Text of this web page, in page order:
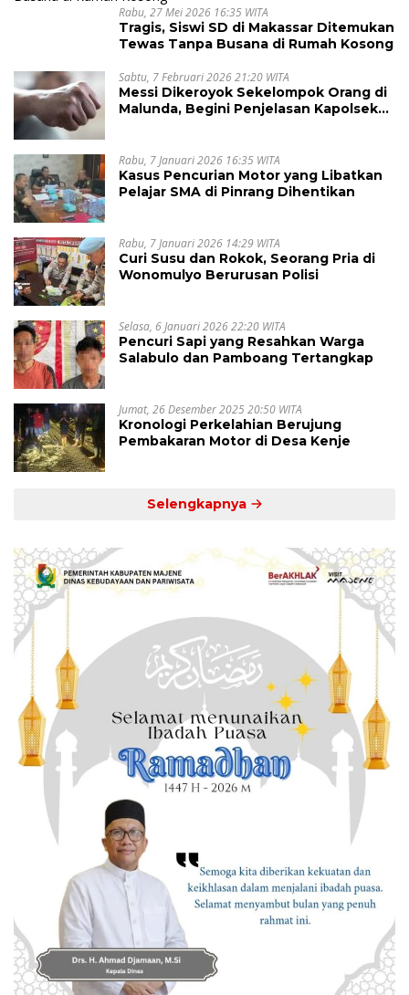
Rabu, 27 Mei 2026 16:35 WITA
Tragis, Siswi SD di Makassar Ditemukan
Tewas Tanpa Busana di Rumah Kosong
Sabtu, 7 Februari 2026 21:20 WITA
Messi Dikeroyok Sekelompok Orang di
Malunda, Begini Penjelasan Kapolsek
Rabu, 7 Januari 2026 16:35 WITA
Kasus Pencurian Motor yang Libatkan
Pelajar SMA di Pinrang Dihentikan
Rabu, 7 Januari 2026 14:29 WITA
Curi Susu dan Rokok, Seorang Pria di
Wonomulyo Berurusan Polisi
Selasa, 6 Januari 2026 22:20 WITA
Pencuri Sapi yang Resahkan Warga
Salabulo dan Pamboang Tertangkap
Jumat, 26 Desember 2025 20:50 WITA
Kronologi Perkelahian Berujung
Pembakaran Motor di Desa Kenje
Selengkapnya